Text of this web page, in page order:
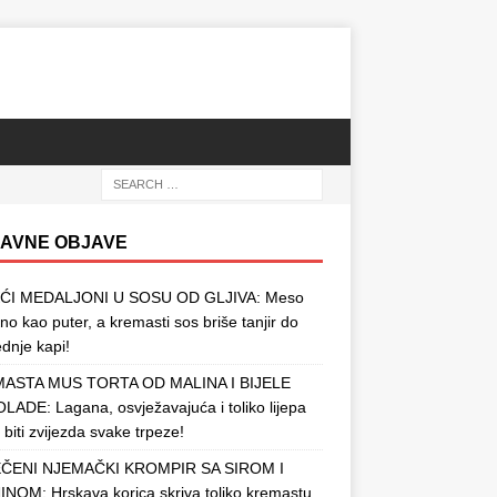
OBJAVE
MEDALJONI U SOSU OD GLJIVA: Meso
kao puter, a kremasti sos briše tanjir do
kapi!
MUS TORTA OD MALINA I BIJELE
Lagana, osvježavajuća i toliko lijepa
biti zvijezda svake trpeze!
NJEMAČKI KROMPIR SA SIROM I
Hrskava korica skriva toliko kremastu